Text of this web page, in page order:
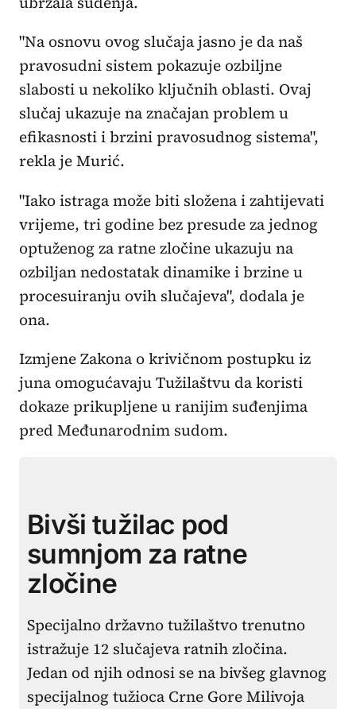
"Na osnovu ovog slučaja jasno je da naš
pravosudni sistem pokazuje ozbiljne
slabosti u nekoliko ključnih oblasti. Ovaj
slučaj ukazuje na značajan problem u
efikasnosti i brzini pravosudnog sistema",
rekla je Murić.
"Iako istraga može biti složena i zahtijevati
vrijeme, tri godine bez presude za jednog
optuženog za ratne zločine ukazuju na
ozbiljan nedostatak dinamike i brzine u
procesuiranju ovih slučajeva", dodala je
ona.
Izmjene Zakona o krivičnom postupku iz
juna omogućavaju Tužilaštvu da koristi
dokaze prikupljene u ranijim suđenjima
pred Međunarodnim sudom.
Bivši tužilac pod
sumnjom za ratne
zločine
Specijalno državno tužilaštvo trenutno
istražuje 12 slučajeva ratnih zločina.
Jedan od njih odnosi se na bivšeg glavnog
specijalnog tužioca Crne Gore Milivoja